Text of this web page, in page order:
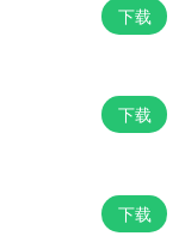
下载
下载
下载